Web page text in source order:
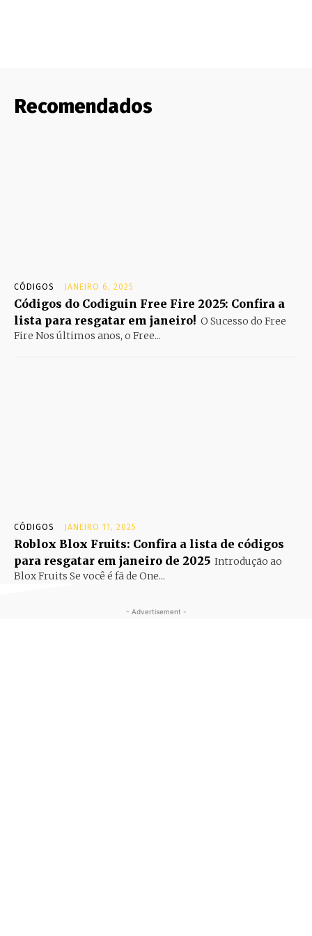
Recomendados
CÓDIGOS JANEIRO 6, 2025
Códigos do Codiguin Free Fire 2025: Confira a
lista para resgatar em janeiro! O Sucesso do Free
Fire Nos últimos anos, o Free...
CÓDIGOS JANEIRO 11, 2025
Roblox Blox Fruits: Confira a lista de códigos
para resgatar em janeiro de 2025 Introdução ao
Blox Fruits Se você é fã de One...
- Advertisement -